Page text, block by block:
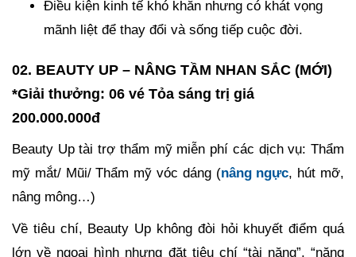
Điều kiện kinh tế khó khăn nhưng có khát vọng
mãnh liệt để thay đổi và sống tiếp cuộc đời.
02. BEAUTY UP – NÂNG TẦM NHAN SẮC (MỚI)
*Giải thưởng: 06 vé Tỏa sáng trị giá
200.000.000đ
Beauty Up tài trợ thẩm mỹ miễn phí các dịch vụ: Thẩm
mỹ mắt/ Mũi/ Thẩm mỹ vóc dáng (nâng ngực, hút mỡ,
nâng mông…)
Về tiêu chí, Beauty Up không đòi hỏi khuyết điểm quá
lớn về ngoại hình nhưng đặt tiêu chí “tài năng”, “năng